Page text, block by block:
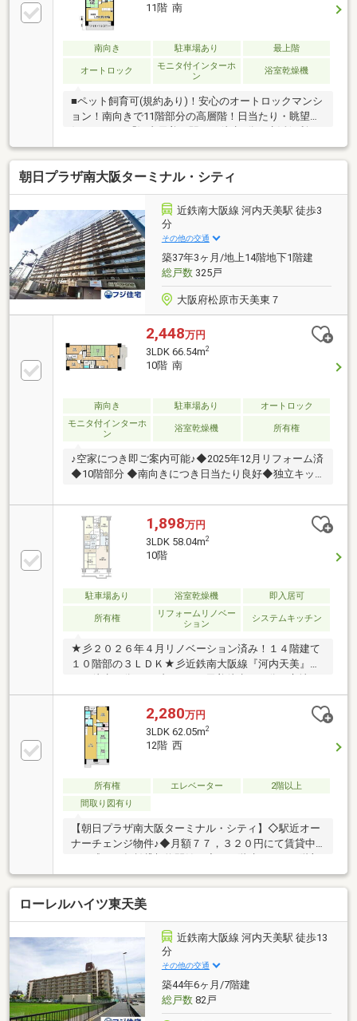
11階 南
南向き 駐車場あり 最上階
オートロック
モニタ付インターホ
ン
浴室乾燥機
■ペット飼育可(規約あり)！安心のオートロックマンシ
ョン！南向きで11階部分の高層階！日当たり・眺望良
好な3LDK！「河内天美」駅より徒歩8分！生活便利♪
朝日プラザ南大阪ターミナル・シティ
近鉄南大阪線 河内天美駅 徒歩3
分
その他の交通
築37年3ヶ月/地上14階地下1階建
総戸数325戸
大阪府松原市天美東７
2,448万円
3LDK 66.54m2
10階 南
南向き 駐車場あり
オートロック
モニタ付インターホ
ン
浴室乾燥機 所有権
♪空家につき即ご案内可能♪◆2025年12月リフォーム済
◆10階部分 ◆南向きにつき日当たり良好◆独立キッ
1,898万円
3LDK 58.04m2
10階
駐車場あり 浴室乾燥機 即入居可
所有権
リフォームリノベー
ション
システムキッチン
★彡２０２６年４月リノベーション済み！１４階建て
１０階部の３ＬＤＫ★彡近鉄南大阪線『河内天美』駅
まで徒歩３分、セブンパーク天美徒歩１０分の立地で
す。
2,280万円
3LDK 62.05m2
12階 西
所有権 エレベーター
2階以上
間取り図有り
【朝日プラザ南大阪ターミナル・シティ】◇駅近オー
ナーチェンジ物件♪◆月額７７，３２０円にて賃貸中
（平成２５年賃貸契約開始）◇１４階建ての１２階部
分♪◆ファミリータイプのオーナーチェンジ物件です♪
ローレルハイツ東天美
近鉄南大阪線 河内天美駅 徒歩13
分
その他の交通
築44年6ヶ月/7階建
総戸数82戸